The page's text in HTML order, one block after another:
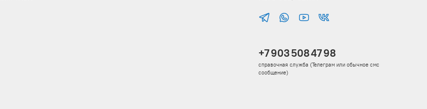
+7 903 508 47 98
справочная служба (Телеграм или обычное смс
сообщение)